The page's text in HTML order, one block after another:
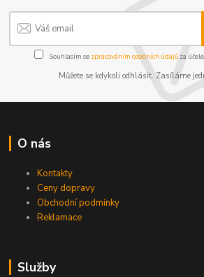
Souhlasím se zpracováním osobních údajůza
Můžete se kdykoli odhlásit. Zasíláme
O nás
Kontakty
Ceny dopravy
Obchodní podmínky
Reklamace
Služby